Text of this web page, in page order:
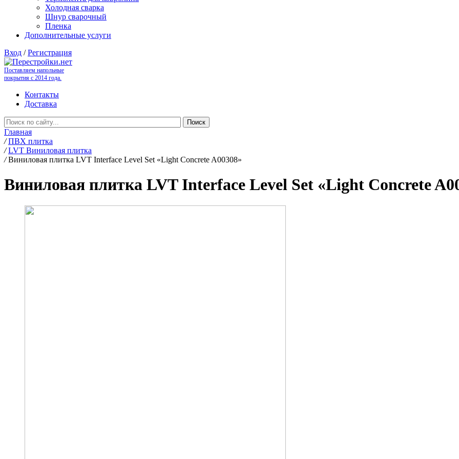
Холодная сварка
Шнур сварочный
Пленка
Дополнительные услуги
Вход /Регистрация
Поставляем напольные
покрытия с 2014 года.
Контакты
Доставка
Главная
/ ПВХ плитка
/ LVT Виниловая плитка
/ Виниловая плитка LVT Interface Level Set «Light Concrete A00308»
Виниловая плитка LVT Interface Level Set «Light Concrete